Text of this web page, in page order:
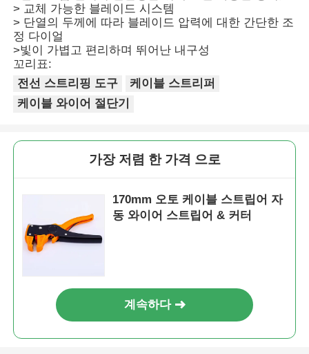
> 교체 가능한 블레이드 시스템
> 단열의 두께에 따라 블레이드 압력에 대한 간단한 조
정 다이얼
>빛이 가볍고 편리하며 뛰어난 내구성
꼬리표:
전선 스트리핑 도구
케이블 스트리퍼
케이블 와이어 절단기
가장 저렴 한 가격 으로
170mm 오토 케이블 스트립어 자
동 와이어 스트립어 & 커터
계속하다